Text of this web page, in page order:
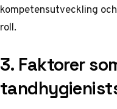
kompetensutveckling
roll.
3. Faktorer